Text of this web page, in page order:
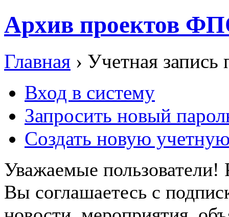
Архив проектов
Главная › Учетная запись
Вход в систему
Запросить новый
Создать новую
Уважаемые пользователи!
Вы соглашаетесь с